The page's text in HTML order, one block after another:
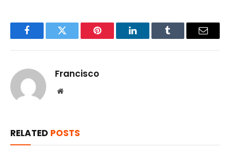
FacebookTwitter Pinterest LinkedInTumblr Email
Francisco
Website
RELATED POSTS